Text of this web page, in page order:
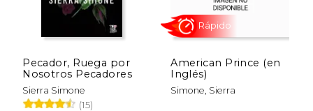
Rápido Rápido
Pecador, Ruega por
Nosotros Pecadores
Sierra Simone
(15)
American Prince (en
Inglés)
Simone, Sierra